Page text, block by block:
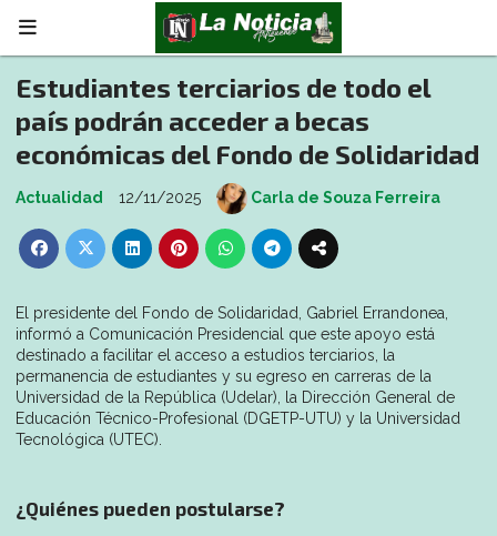
Estudiantes terciarios de todo el
país podrán acceder a becas
económicas del Fondo de Solidaridad
Actualidad 12/11/2025 Carla de Souza Ferreira
El presidente del Fondo de Solidaridad, Gabriel Errandonea,
informó a Comunicación Presidencial que este apoyo está
destinado a facilitar el acceso a estudios terciarios, la
permanencia de estudiantes y su egreso en carreras de la
Universidad de la República (Udelar), la Dirección General de
Educación Técnico-Profesional (DGETP-UTU) y la Universidad
Tecnológica (UTEC).
¿Quiénes pueden postularse?